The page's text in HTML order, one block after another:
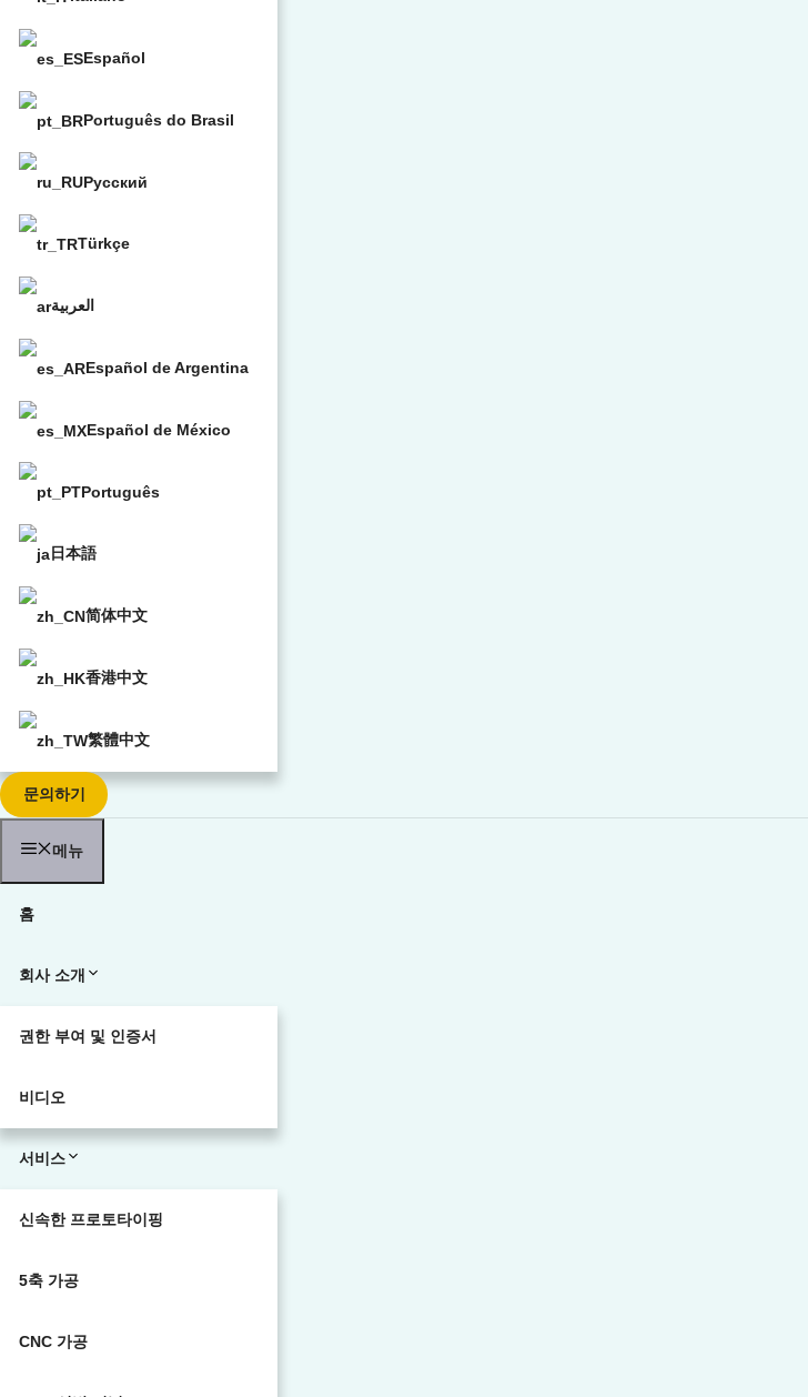
Español
Português do Brasil
Русский
Türkçe
العربية
Español de Argentina
Español de México
Português
日本語
简体中文
香港中文
繁體中文
문의하기
메뉴
홈
회사 소개
권한 부여 및 인증서
비디오
서비스
신속한 프로토타이핑
5축 가공
CNC 가공